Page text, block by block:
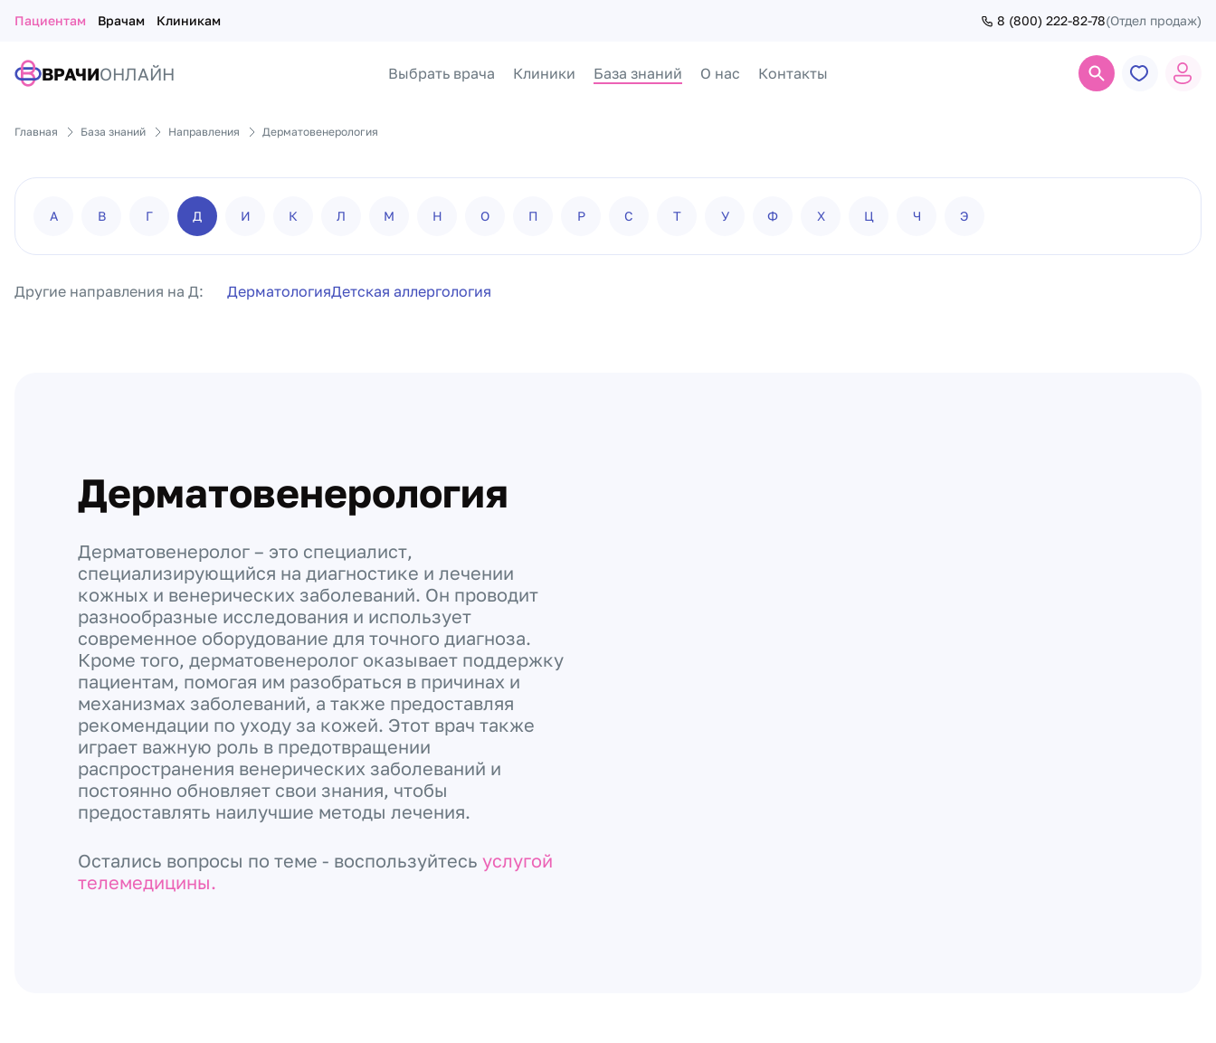
Пациентам Врачам Клиникам 8 (800) 222-82-78(Отдел продаж)
ВРАЧИОНЛАЙН Выбрать врача Клиники База знаний О нас Контакты
Главная База знаний Направления Дерматовенерология
А В Г Д И К Л М Н О П Р С Т У Ф Х Ц Ч Э
Другие направления на Д: ДерматологияДетская аллергология
Дерматовенерология
Дерматовенеролог – это специалист,
специализирующийся на диагностике и лечении
кожных и венерических заболеваний. Он проводит
разнообразные исследования и использует
современное оборудование для точного диагноза.
Кроме того, дерматовенеролог оказывает поддержку
пациентам, помогая им разобраться в причинах и
механизмах заболеваний, а также предоставляя
рекомендации по уходу за кожей. Этот врач также
играет важную роль в предотвращении
распространения венерических заболеваний и
постоянно обновляет свои знания, чтобы
предоставлять наилучшие методы лечения.
Остались вопросы по теме - воспользуйтесь услугой
телемедицины.